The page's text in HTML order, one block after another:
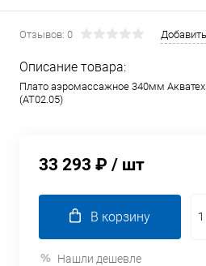
Отзывов: 0
Описание товара:
Плато аэромассажное 340мм
(AT02.05)
33 293 ₽ / шт
В корзину
Нашли дешевле